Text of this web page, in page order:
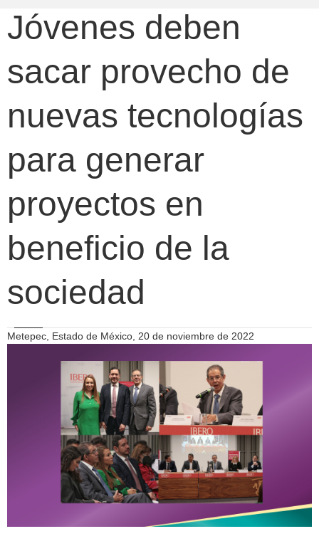
Jóvenes deben
sacar provecho de
nuevas tecnologías
para generar
proyectos en
beneficio de la
sociedad
Metepec, Estado de México, 20 de noviembre de 2022